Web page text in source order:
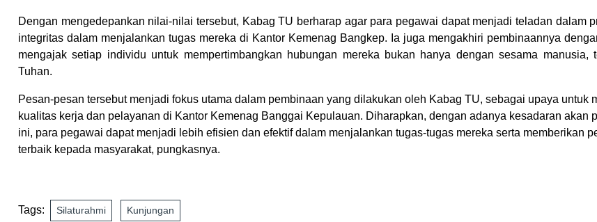
Dengan mengedepankan nilai-nilai tersebut, Kabag TU berharap agar para pegawai dapat menjadi teladan dalam
integritas dalam menjalankan tugas mereka di Kantor Kemenag Bangkep. Ia juga mengakhiri pembinaannya
mengajak setiap individu untuk mempertimbangkan hubungan mereka bukan hanya dengan sesama manusia,
Tuhan.
Pesan-pesan tersebut menjadi fokus utama dalam pembinaan yang dilakukan oleh Kabag TU, sebagai upaya untuk
kualitas kerja dan pelayanan di Kantor Kemenag Banggai Kepulauan. Diharapkan, dengan adanya kesadaran akan
ini, para pegawai dapat menjadi lebih efisien dan efektif dalam menjalankan tugas-tugas mereka serta memberikan
terbaik kepada masyarakat, pungkasnya.
Tags: Silaturahmi Kunjungan